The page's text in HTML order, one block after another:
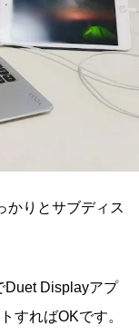
かりとサブディス
Duet Displayアプ
すればOKです。